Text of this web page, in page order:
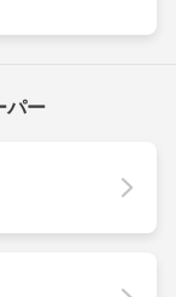
パー